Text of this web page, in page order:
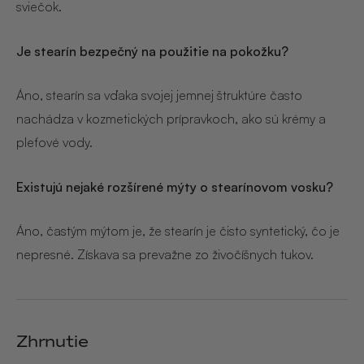
sviečok.
Je stearín bezpečný na použitie na pokožku?
Áno, stearín sa vďaka svojej jemnej štruktúre často
nachádza v kozmetických prípravkoch, ako sú krémy a
pleťové vody.
Existujú nejaké rozšírené mýty o stearínovom vosku?
Áno, častým mýtom je, že stearín je čisto syntetický, čo je
nepresné. Získava sa prevažne zo živočíšnych tukov.
Zhrnutie